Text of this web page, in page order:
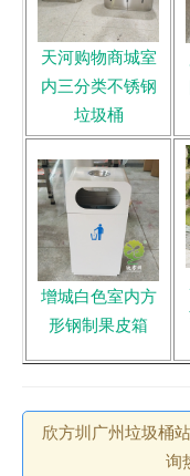
天河购物商城室
内三分类不锈钢
垃圾桶
增城白色室内方
形钢制果皮箱
欣方圳广州垃圾桶
询